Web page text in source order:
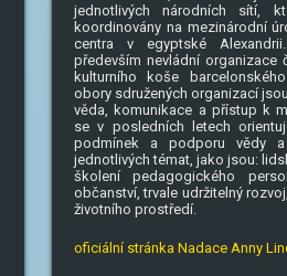
jednotlivých národních sítí,
koordinovány na mezinárodní
centra v egyptské
především nevládní organizace
kulturního koše
obory sdružených organizací
věda, komunikace a přístup k
se v posledních letech
podmínek a podporu vědy
jednotlivých témat, jako jsou:
školení pedagogického
občanství, trvale udržitelný
životního prostředí.
oficiální stránka Nadace Anny